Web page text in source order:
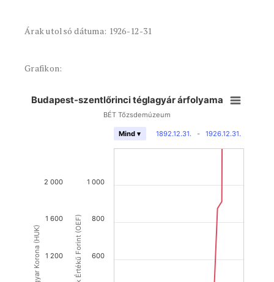
Árak utolsó dátuma: 1926-12-31
Grafikon:
Osztrák Értékű Forint (OEF)
Magyar Korona (HUK)
Budapest-szentlőrinci téglagyár árfolyama
BÉT Tőzsdemúzeum
1892.12.31. - 1926.12.31.
Mind ▾
600
800
1 000
1 200
1 600
2 000